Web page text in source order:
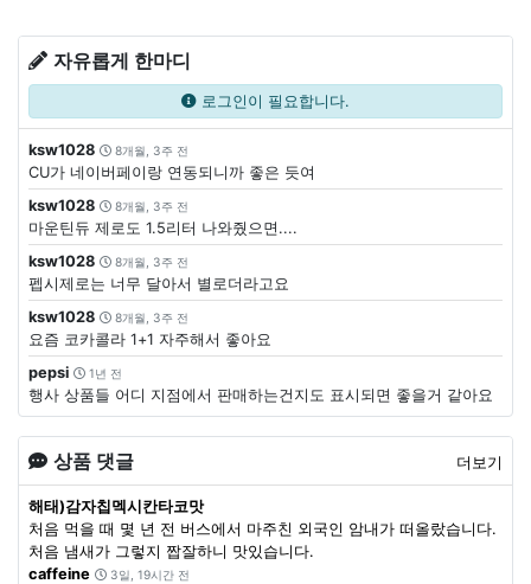
자유롭게 한마디
로그인이 필요합니다.
ksw1028 8개월, 3주 전
CU가 네이버페이랑 연동되니까 좋은 듯여
ksw1028
8개월, 3주 전
마운틴듀 제로도 1.5리터 나와줬으면....
ksw1028
8개월, 3주 전
펩시제로는 너무 달아서 별로더라고요
ksw1028
8개월, 3주 전
요즘 코카콜라 1+1 자주해서 좋아요
pepsi
1년 전
행사 상품들 어디 지점에서 판매하는건지도 표시되면 좋을거 같아요
상품 댓글 더보기
해태)감자칩멕시칸타코맛
처음 먹을 때 몇 년 전 버스에서 마주친 외국인 암내가 떠올랐습니다.
처음 냄새가 그렇지 짭잘하니 맛있습니다.
caffeine
3일, 19시간 전